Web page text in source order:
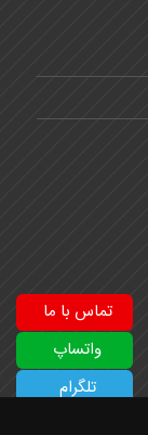
تماس با ما
واتساپ
تلگرام